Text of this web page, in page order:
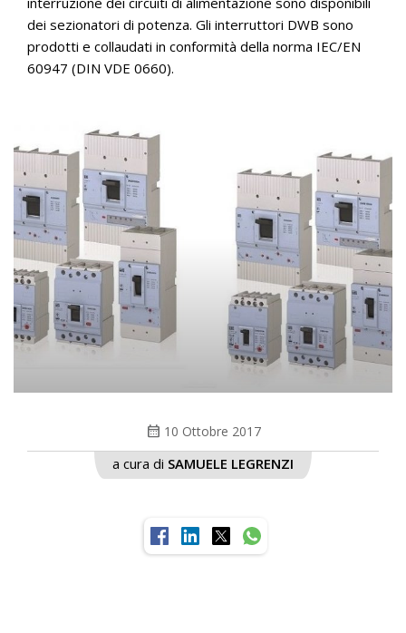
dei sezionatori di potenza. Gli interruttori DWB sono
prodotti e collaudati in conformità della norma IEC/EN
60947 (DIN VDE 0660).
calendar_month 10 Ottobre 2017
a cura di SAMUELE LEGRENZI